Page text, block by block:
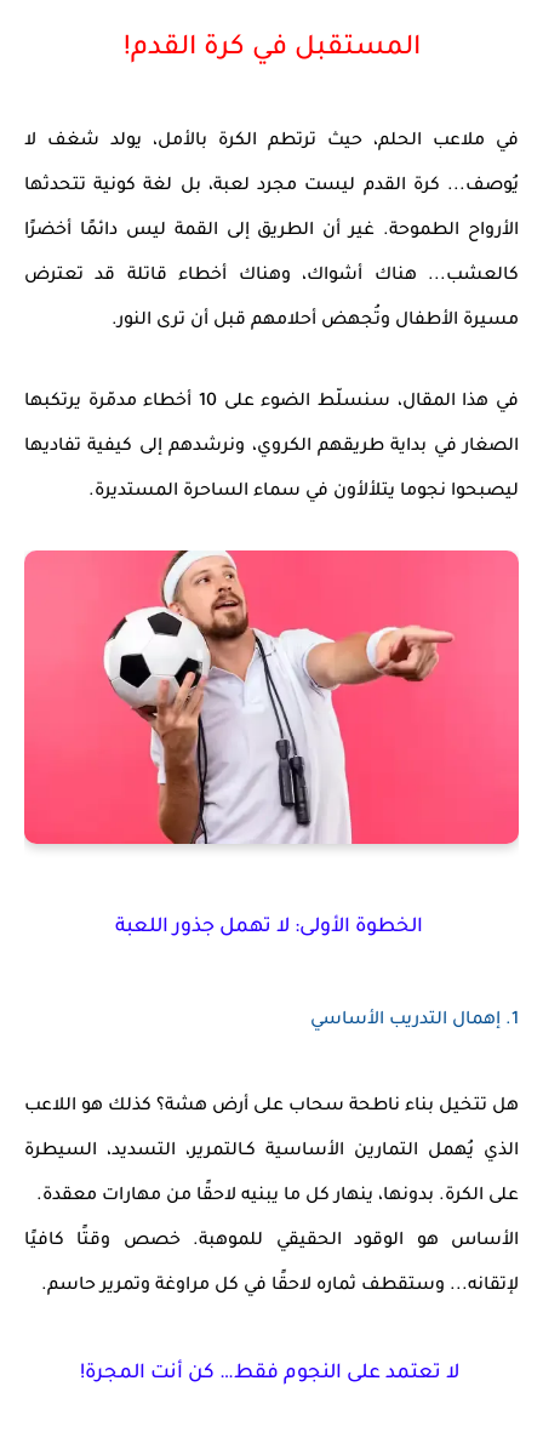
المستقبل في كرة القدم!
في ملاعب الحلم، حيث ترتطم الكرة بالأمل، يولد شغف لا
يُوصف... كرة القدم ليست مجرد لعبة، بل لغة كونيةتتحدثها
الأرواح الطموحة. غير أن الطريق إلى القمة ليس دائمًا أخضرًا
كالعشب... هناك أشواك، وهناك أخطاء قاتلة قد تعترض
مسيرة الأطفال وتُجهض أحلامهم قبل أن ترى النور.
في هذا المقال، سنسلّط الضوء على 10 أخطاء مدمّرة يرتكبها
الصغار في بداية طريقهم الكروي، ونرشدهم إلى كيفية تفاديها
ليصبحوا نجوما يتلألأون في سماء الساحرة المستديرة.
الخطوة الأولى: لا تهمل جذور اللعبة
1. إهمال التدريب الأساسي
هل تتخيل بناء ناطحة سحاب على أرض هشة؟ كذلك هو اللاعب
الذي يُهمل التمارين الأساسية كـالتمرير، التسديد، السيطرة
على الكرة. بدونها، ينهار كل ما يبنيه لاحقًا من مهارات معقدة.
الأساس هو الوقود الحقيقي للموهبة. خصص وقتًا كافيًا
لإتقانه... وستقطف ثماره لاحقًا في كل مراوغة وتمرير حاسم.
لا تعتمد على النجوم فقط… كن أنت المجرة!